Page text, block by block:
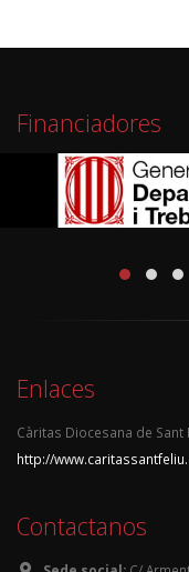
Financiadores
Enlaces
Càritas Diocesana de Sant
http://
Contactanos